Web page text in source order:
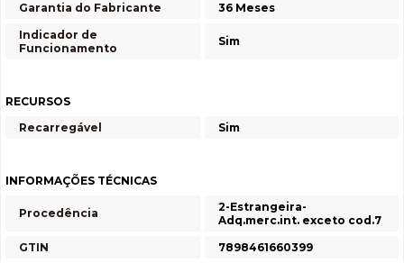
Garantia do Fabricante
36 Meses
Indicador de
Funcionamento
Sim
RECURSOS
Recarregável
Sim
INFORMAÇÕES TÉCNICAS
Procedência
2-Estrangeira-
Adq.merc.int. exceto cod.7
GTIN
7898461660399